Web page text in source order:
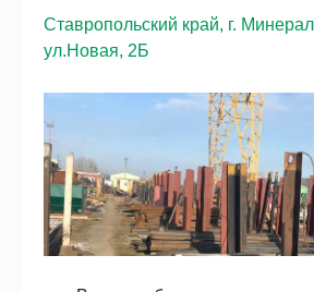
Ставропольский край, г.
ул.Новая, 2Б